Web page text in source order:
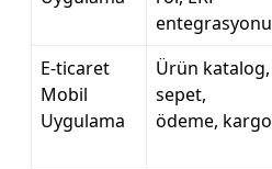
entegrasyonu
E-ticaret
Mobil
Uygulama
Ürün katalog,
sepet,
ödeme, kargo